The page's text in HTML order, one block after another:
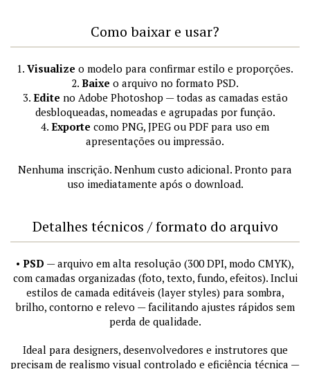
Como baixar e usar?
1. Visualize o modelo para confirmar estilo e proporções.
2. Baixe o arquivo no formato PSD.
3. Edite no Adobe Photoshop — todas as camadas estão
desbloqueadas, nomeadas e agrupadas por função.
4. Exporte como PNG, JPEG ou PDF para uso em
apresentações ou impressão.
Nenhuma inscrição. Nenhum custo adicional. Pronto para
uso imediatamente após o download.
Detalhes técnicos / formato do arquivo
• PSD — arquivo em alta resolução (300 DPI, modo CMYK),
com camadas organizadas (foto, texto, fundo, efeitos). Inclui
estilos de camada editáveis (layer styles) para sombra,
brilho, contorno e relevo — facilitando ajustes rápidos sem
perda de qualidade.
Ideal para designers, desenvolvedores e instrutores que
precisam de realismo visual controlado e eficiência técnica —